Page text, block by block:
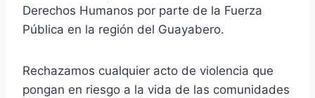
Derechos Humanos por parte de la Fuerza
Pública en la región del Guayabero.
Rechazamos cualquier acto de violencia que
pongan en riesgo a la vida de las comunidades